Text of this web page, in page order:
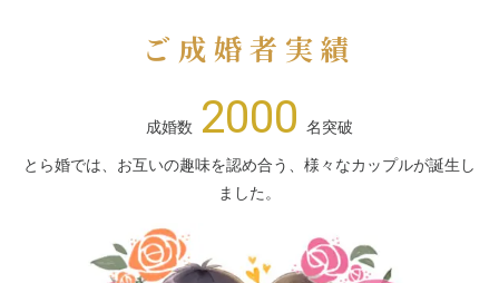
ご成婚者実績
成婚数 2000 名突破
とら婚では、お互いの趣味を認め合う、様々なカップルが誕生し
ました。